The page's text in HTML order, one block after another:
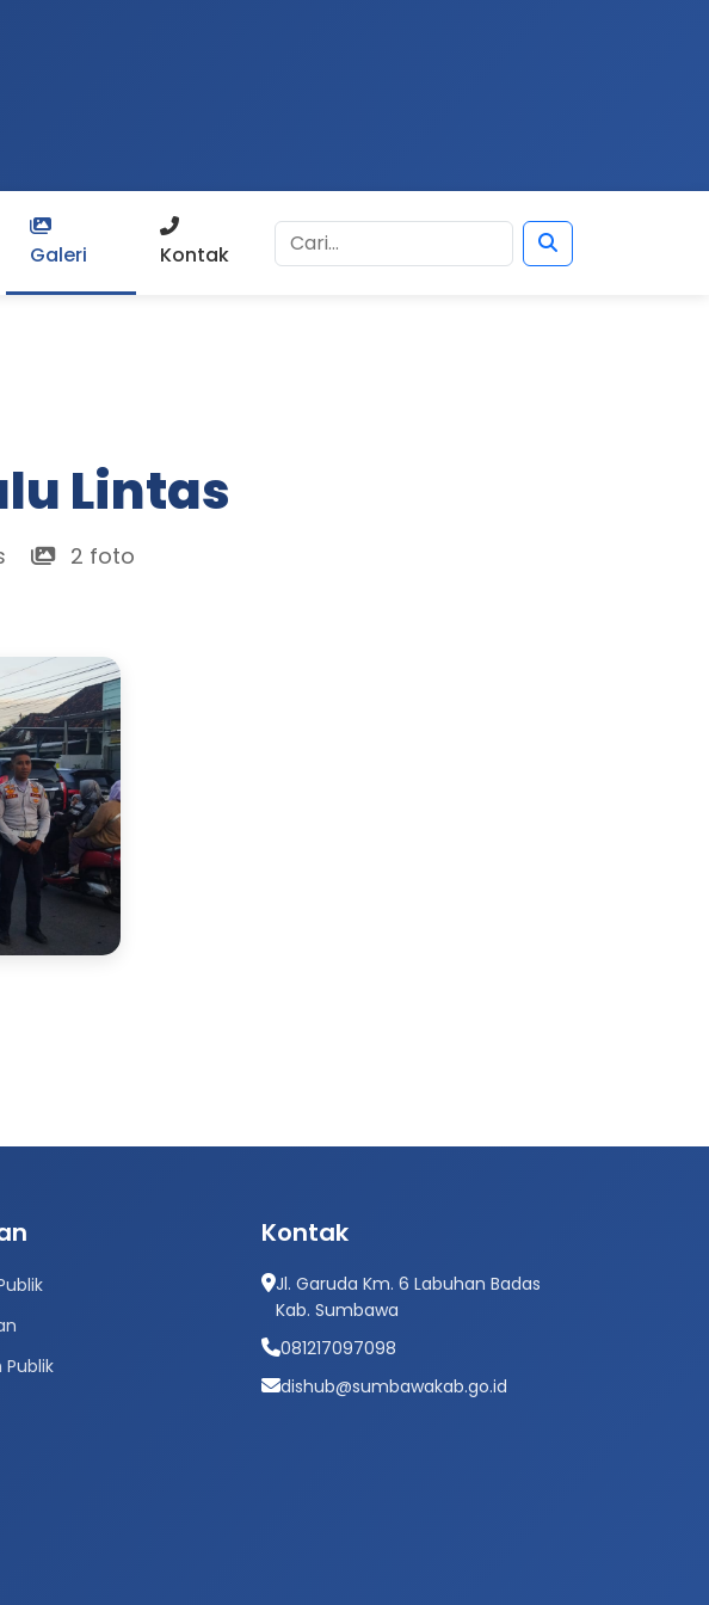
Galeri
Kontak
Lintas
2 foto
Kontak
Jl. Garuda Km. 6 Labuhan Badas
Kab. Sumbawa
081217097098
dishub@sumbawakab.go.id